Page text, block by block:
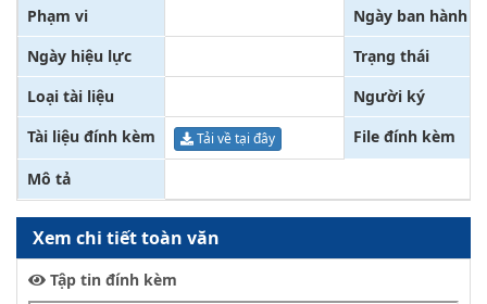
Phạm vi
Ngày ban hành
Ngày hiệu lực
Trạng thái
Loại tài liệu
Người ký
Tài liệu đính kèm
Tải về tại đây File đính kèm
Mô tả
Xem chi tiết toàn văn
Tập tin đính kèm